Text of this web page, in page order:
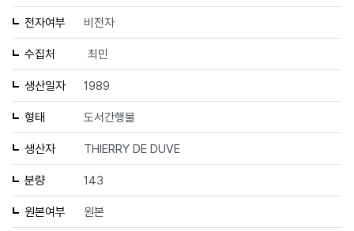
전자여부 비전자
수집처 최민
생산일자 1989
형태 도서간행물
생산자 THIERRY DE DUVE
분량 143
원본여부 원본